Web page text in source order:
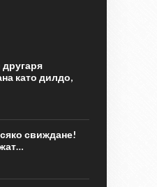
като дилдо,
свиждане!